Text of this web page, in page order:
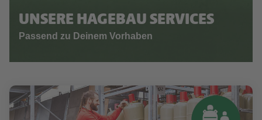
UNSERE HAGEBAU SERVICES
Passend zu Deinem Vorhaben